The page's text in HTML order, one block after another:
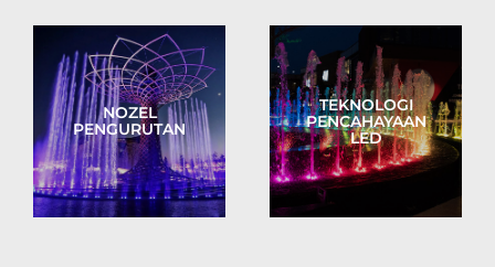
NOZEL
PENGURUTAN
TEKNOLOGI
PENCAHAYAAN
LED